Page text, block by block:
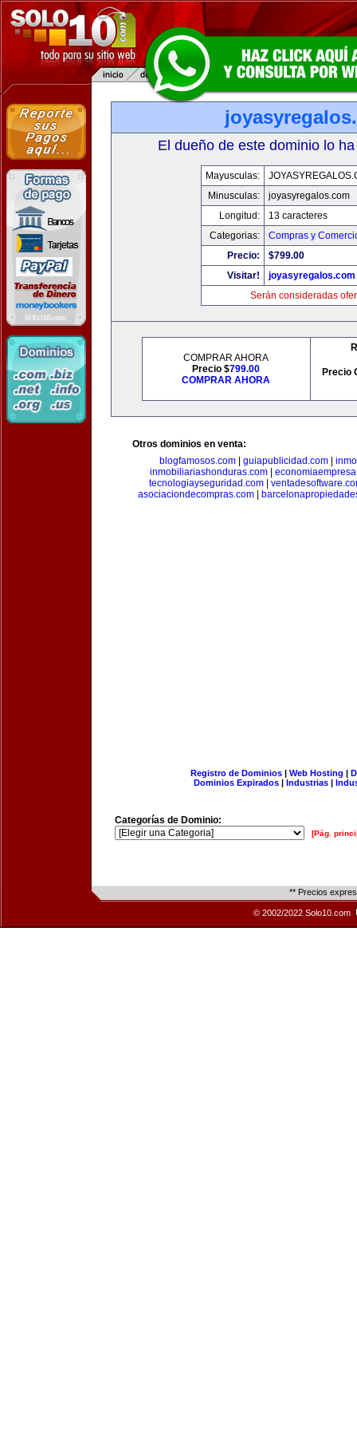
El dueño de este dominio lo
Mayusculas:
Minusculas:
joyasyregalos.com
Longitud:
13 caracteres
Categorias:
Compras y
Precio:
$799.00
Visitar!
joyasyregalos.com
Serán consideradas
COMPRAR AHORA
Precio $799.00
COMPRAR AHORA
Precio
Otros dominios en venta:
blogfamosos.com
guiapublicidad.com
inmobiliariashonduras.com
tecnologiayseguridad.com|
asociaciondecompras.com|
Registro de Dominios| Web Hosting |
Dominios Expirados | Industrias |
Categorías de Dominio:
[Pág.
** Precios
© 2002/2022 Solo10.com